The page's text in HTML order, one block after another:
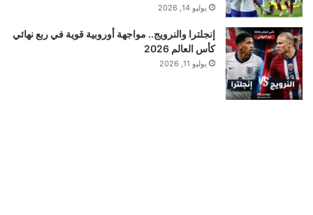
يوليو 14, 2026
إنجلترا والنرويج.. مواجهة أوروبية قوية في ربع نهائي
كأس العالم 2026
يوليو 11, 2026